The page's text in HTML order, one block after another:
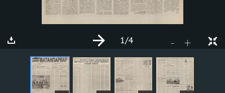
- +
1/4
ARTICLES